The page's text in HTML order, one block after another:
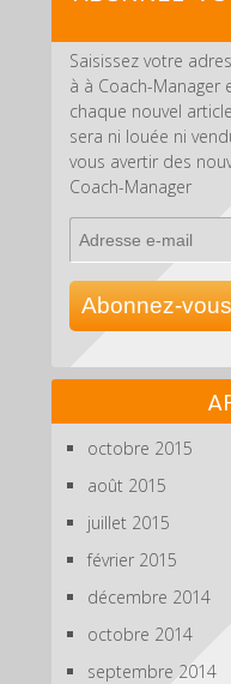
Saisissez votre
à à Coach-Manager
chaque nouvel
sera ni louée ni
vous avertir des
Coach-Manager
e-
mail
Abonnez-vous
octobre 2015
août 2015
juillet 2015
février 2015
décembre 2014
octobre 2014
septembre 2014